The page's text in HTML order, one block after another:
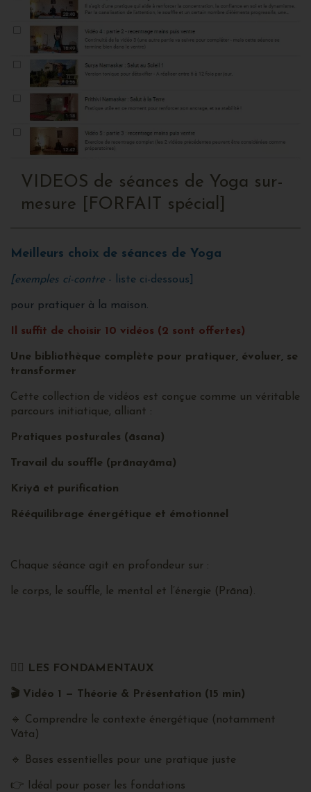
VIDEOS de séances de Yoga sur-
mesure [FORFAIT spécial]
Meilleurs choix de séances de Yoga
[exemples ci-contre- liste ci-dessous]
pour pratiquer à la maison.
Il suffit de choisir 10 vidéos (2 sont offertes)
Une bibliothèque complète pour pratiquer, évoluer, se
transformer
Cette collection de vidéos est conçue comme un véritable
parcours initiatique, alliant :
Pratiques posturales (āsana)
Travail du souffle (prānayāma)
Kriyā et purification
Rééquilibrage énergétique et émotionnel
Chaque séance agit en profondeur sur :
le corps, le souffle, le mental et l’énergie (Prāna).
🧘‍♂️ LES FONDAMENTAUX
🎬 Vidéo 1 — Théorie & Présentation (15 min)
🔹 Comprendre le contexte énergétique (notamment
Vāta)
🔹 Bases essentielles pour une pratique juste
👉 Idéal pour poser les fondations